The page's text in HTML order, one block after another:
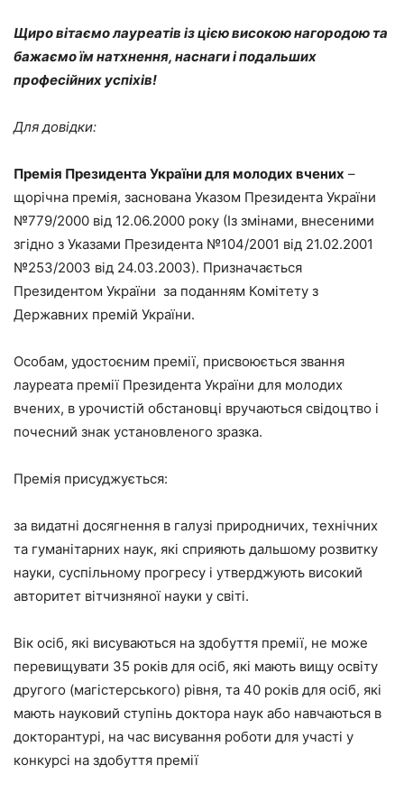
Щиро вітаємо лауреатів із цією високою нагородою та
бажаємо їм натхнення, наснаги і подальших
професійних успіхів!
Для довідки:
Премія Президента України для молодих вчених –
щорічна премія, заснована Указом Президента України
№779/2000 від 12.06.2000 року (Із змінами, внесеними
згідно з Указами Президента №104/2001 від 21.02.2001
№253/2003 від 24.03.2003). Призначається
Президентом України за поданням Комітету з
Державних премій України.
Особам, удостоєним премії, присвоюється звання
лауреата премії Президента України для молодих
вчених, в урочистій обстановці вручаються свідоцтво і
почесний знак установленого зразка.
Премія присуджується:
за видатні досягнення в галузі природничих, технічних
та гуманітарних наук, які сприяють дальшому розвитку
науки, суспільному прогресу і утверджують високий
авторитет вітчизняної науки у світі.
Вік осіб, які висуваються на здобуття премії, не може
перевищувати 35 років для осіб, які мають вищу освіту
другого (магістерського) рівня, та 40 років для осіб, які
мають науковий ступінь доктора наук або навчаються в
докторантурі, на час висування роботи для участі у
конкурсі на здобуття премії